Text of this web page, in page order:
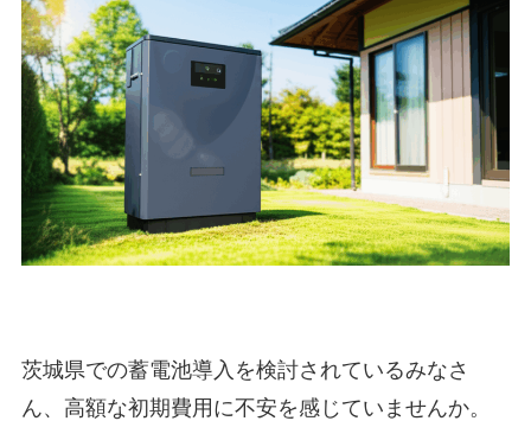
茨城県での蓄電池導入を検討されているみなさ
ん、高額な初期費用に不安を感じていませんか。